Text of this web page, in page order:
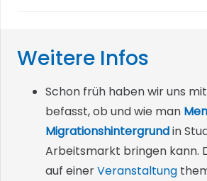
Weitere Infos
Schon früh haben wir uns
befasst, ob und wie man
Migrationshintergrundin
Arbeitsmarkt bringen kann.
auf einerVeranstaltung